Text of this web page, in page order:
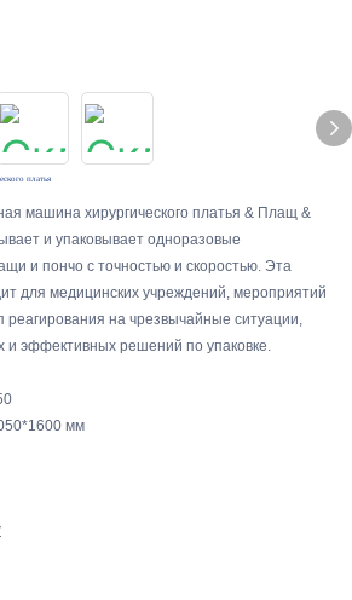
платья
машина хирургического платья & Плащ &
и упаковывает одноразовые
и пончо с точностью и скоростью. Эта
для медицинских учреждений, мероприятий
реагирования на чрезвычайные ситуации,
и эффективных решений по упаковке.
мм